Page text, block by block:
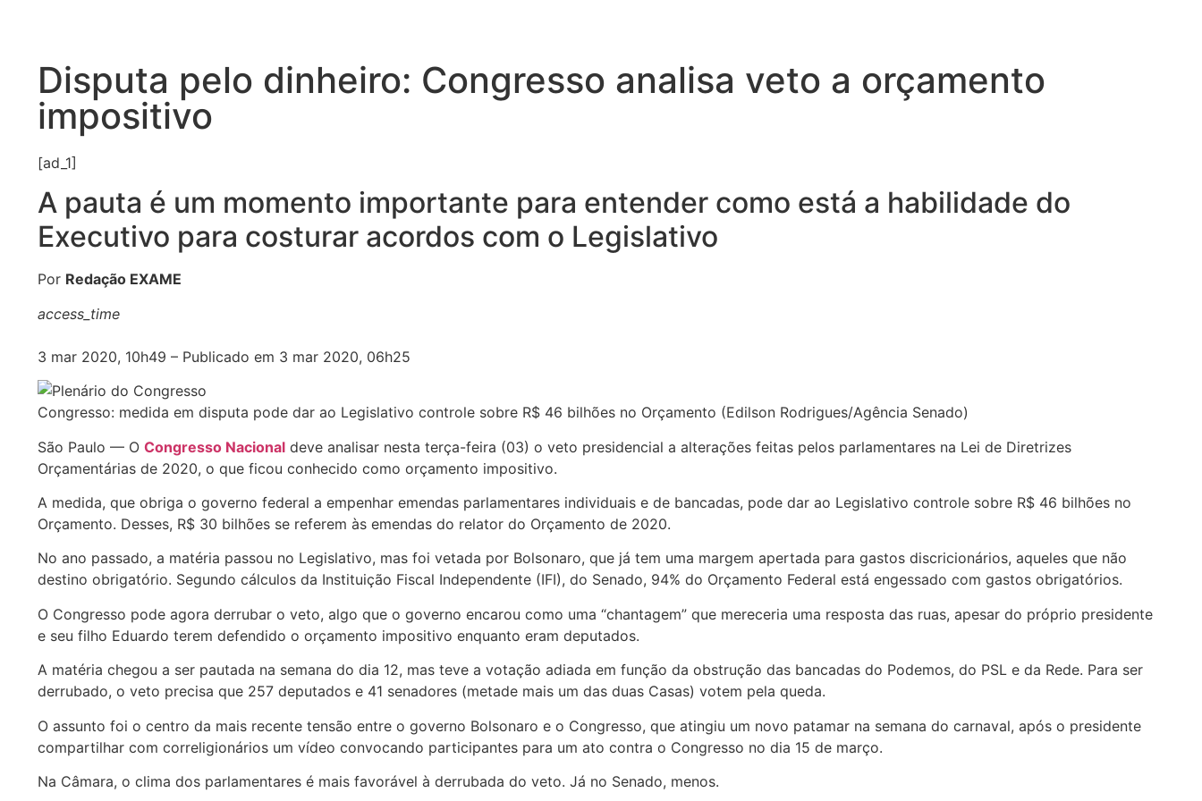
Disputa pelo dinheiro: Congresso analisa veto a orçamento
impositivo
[ad_1]
A pauta é um momento importante para entender como está a habilidade do
Executivo para costurar acordos com o Legislativo
Por Redação EXAME
access_time
3 mar 2020, 10h49 – Publicado em 3 mar 2020, 06h25
Congresso: medida em disputa pode dar ao Legislativo controle sobre R$ 46 bilhões no Orçamento (Edilson Rodrigues/Agência Senado)
São Paulo — O Congresso Nacional deve analisar nesta terça-feira (03) o veto presidencial a alterações feitas pelos parlamentares na Lei de Diretrizes
Orçamentárias de 2020, o que ficou conhecido como orçamento impositivo.
A medida, que obriga o governo federal a empenhar emendas parlamentares individuais e de bancadas, pode dar ao Legislativo controle sobre R$ 46 bilhões no
Orçamento. Desses, R$ 30 bilhões se referem às emendas do relator do Orçamento de 2020.
No ano passado, a matéria passou no Legislativo, mas foi vetada por Bolsonaro, que já tem uma margem apertada para gastos discricionários, aqueles que não
destino obrigatório. Segundo cálculos da Instituição Fiscal Independente (IFI), do Senado, 94% do Orçamento Federal está engessado com gastos obrigatórios.
O Congresso pode agora derrubar o veto, algo que o governo encarou como uma “chantagem” que mereceria uma resposta das ruas, apesar do próprio presidente
e seu filho Eduardo terem defendido o orçamento impositivo enquanto eram deputados.
A matéria chegou a ser pautada na semana do dia 12, mas teve a votação adiada em função da obstrução das bancadas do Podemos, do PSL e da Rede. Para ser
derrubado, o veto precisa que 257 deputados e 41 senadores (metade mais um das duas Casas) votem pela queda.
O assunto foi o centro da mais recente tensão entre o governo Bolsonaro e o Congresso, que atingiu um novo patamar na semana do carnaval, após o presidente
compartilhar com correligionários um vídeo convocando participantes para um ato contra o Congresso no dia 15 de março.
Na Câmara, o clima dos parlamentares é mais favorável à derrubada do veto. Já no Senado, menos.